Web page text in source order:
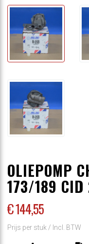
OLIEPOMP
173/189
€ 144,55
Prijs per stuk / Incl. BTW